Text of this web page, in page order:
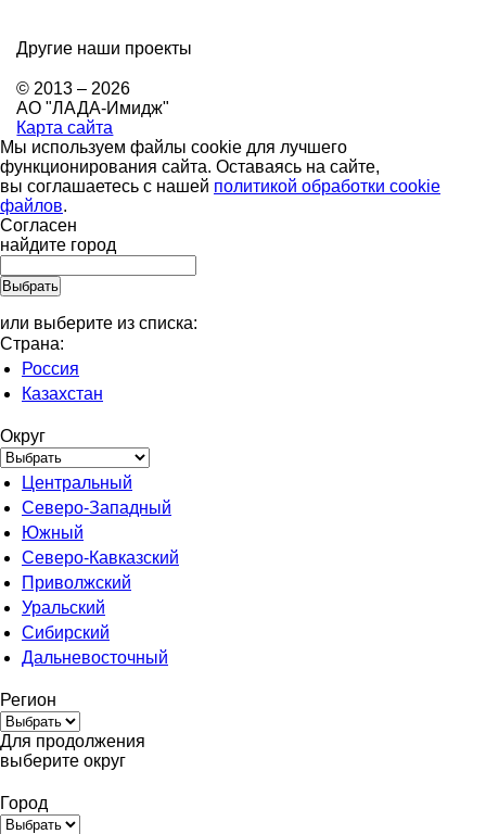
Другие наши проекты
© 2013 – 2026
АО "ЛАДА-Имидж"
Карта сайта
Мы используем файлы cookie для лучшего
функционирования сайта. Оставаясь на сайте,
вы соглашаетесь с нашей политикой обработки cookie
файлов.
Согласен
найдите город
или выберите из списка:
Страна:
Россия
Казахстан
Округ
Центральный
Северо-Западный
Южный
Северо-Кавказский
Приволжский
Уральский
Сибирский
Дальневосточный
Регион
Для продолжения
выберите округ
Город